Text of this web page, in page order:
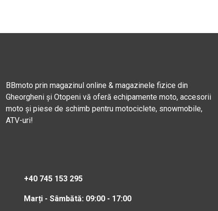
BBmoto prin magazinul online & magazinele fizice din
Gheorgheni și Otopeni vă oferă echipamente moto, accesorii
moto și piese de schimb pentru motociclete, snowmobile,
ATV-uri!
+40 745 153 295
Marți - Sâmbătă: 09:00 - 17:00